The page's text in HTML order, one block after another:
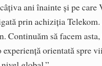
ani înainte și pe care
prin achiziția
Continuăm să facem
experiență orientată spre